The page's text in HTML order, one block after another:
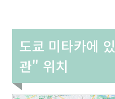
도쿄 미타카에
관" 위치